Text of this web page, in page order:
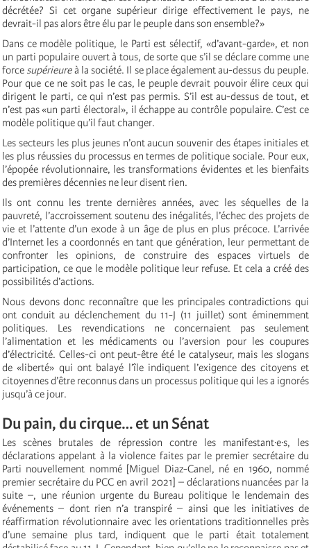
décrétée? Si cet organe supérieur dirige effectivement le pays, ne
devrait-il pas alors être élu par le peuple dans son ensemble?»
Dans ce modèle politique, le Parti est sélectif, «d’avant-garde», et non
un parti populaire ouvert à tous, de sorte que s’il se déclare comme une
force supérieureà la société. Il se place également au-dessus du peuple.
Pour que ce ne soit pas le cas, le peuple devrait pouvoir élire ceux qui
dirigent le parti, ce qui n’est pas permis. S’il est au-dessus de tout, et
n’est pas «un parti électoral», il échappe au contrôle populaire. C’est ce
modèle politique qu’il faut changer.
Les secteurs les plus jeunes n’ont aucun souvenir des étapes initiales et
les plus réussies du processus en termes de politique sociale. Pour eux,
l’épopée révolutionnaire, les transformations évidentes et les bienfaits
des premières décennies ne leur disent rien.
Ils ont connu les trente dernières années, avec les séquelles de la
pauvreté, l’accroissement soutenu des inégalités, l’échec des projets de
vie et l’attente d’un exode à un âge de plus en plus précoce. L’arrivée
d’Internet les a coordonnés en tant que génération, leur permettant de
confronter les opinions, de construire des espaces virtuels de
participation, ce que le modèle politique leur refuse. Et cela a créé des
possibilités d’actions.
Nous devons donc reconnaître que les principales contradictions qui
ont conduit au déclenchement du 11-J (11 juillet) sont éminemment
politiques. Les revendications ne concernaient pas seulement
l’alimentation et les médicaments ou l’aversion pour les coupures
d’électricité. Celles-ci ont peut-être été le catalyseur, mais les slogans
de «liberté» qui ont balayé l’île indiquent l’exigence des citoyens et
citoyennes d’être reconnus dans un processus politique qui les a ignorés
jusqu’à ce jour.
Du pain, du cirque… et un Sénat
Les scènes brutales de répression contre les manifestant·e·s, les
déclarations appelant à la violence faites par le premier secrétaire du
Parti nouvellement nommé [Miguel Diaz-Canel, né en 1960, nommé
premier secrétaire du PCC en avril 2021] – déclarations nuancées par la
suite –, une réunion urgente du Bureau politique le lendemain des
événements – dont rien n’a transpiré – ainsi que les initiatives de
réaffirmation révolutionnaire avec les orientations traditionnelles près
d’une semaine plus tard, indiquent que le parti était totalement